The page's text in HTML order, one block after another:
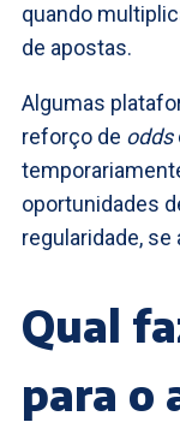
quando
de apostas.
Algumas
reforço de odds
oportunidades
regularidade,
Qual
para o